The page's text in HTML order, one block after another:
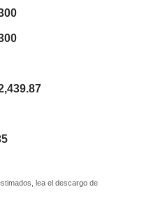
lea el descargo de